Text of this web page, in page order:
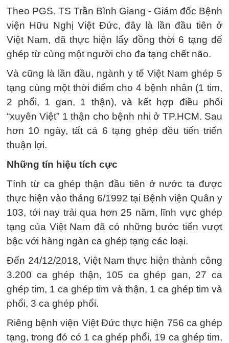
Theo PGS. TS Trần Bình Giang - Giám đốc Bệnh
viện Hữu Nghị Việt Đức, đây là lần đầu tiên ở
Việt Nam, đã thực hiện lấy đồng thời 6 tạng để
ghép từ cùng một người cho đa tạng chết não.
Và cũng là lần đầu, ngành y tế Việt Nam ghép 5
tạng cùng một thời điểm cho 4 bệnh nhân (1 tim,
2 phổi, 1 gan, 1 thận), và kết hợp điều phối
“xuyên Việt” 1 thận cho bệnh nhi ở TP.HCM. Sau
hơn 10 ngày, tất cả 6 tạng ghép đều tiến triển
thuận lợi.
Những tín hiệu tích cực
Tính từ ca ghép thận đầu tiên ở nước ta được
thực hiện vào tháng 6/1992 tại Bệnh viện Quân y
103, tới nay trải qua hơn 25 năm, lĩnh vực ghép
tạng của Việt Nam đã có những bước tiến vượt
bậc với hàng ngàn ca ghép tạng các loại.
Đến 24/12/2018, Việt Nam thực hiện thành công
3.200 ca ghép thận, 105 ca ghép gan, 27 ca
ghép tim, 1 ca ghép tim và thận, 1 ca ghép tim và
phổi, 3 ca ghép phổi.
Riêng bệnh viện Việt Đức thực hiện 756 ca ghép
tạng, trong đó có 1 ca ghép phổi, 19 ca ghép tim,